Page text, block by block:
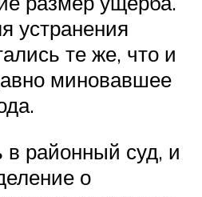
устранения
те же, что и
миновавшее
в районный суд, и
о